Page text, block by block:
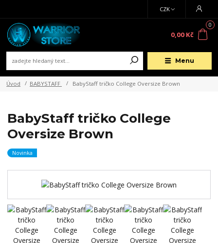
Menu
CZK
0
0,00 Kč
Úvod BABYSTAFF BabyStaff tričko College Oversize Brown
BabyStaff tričko College
Oversize Brown
Novinka